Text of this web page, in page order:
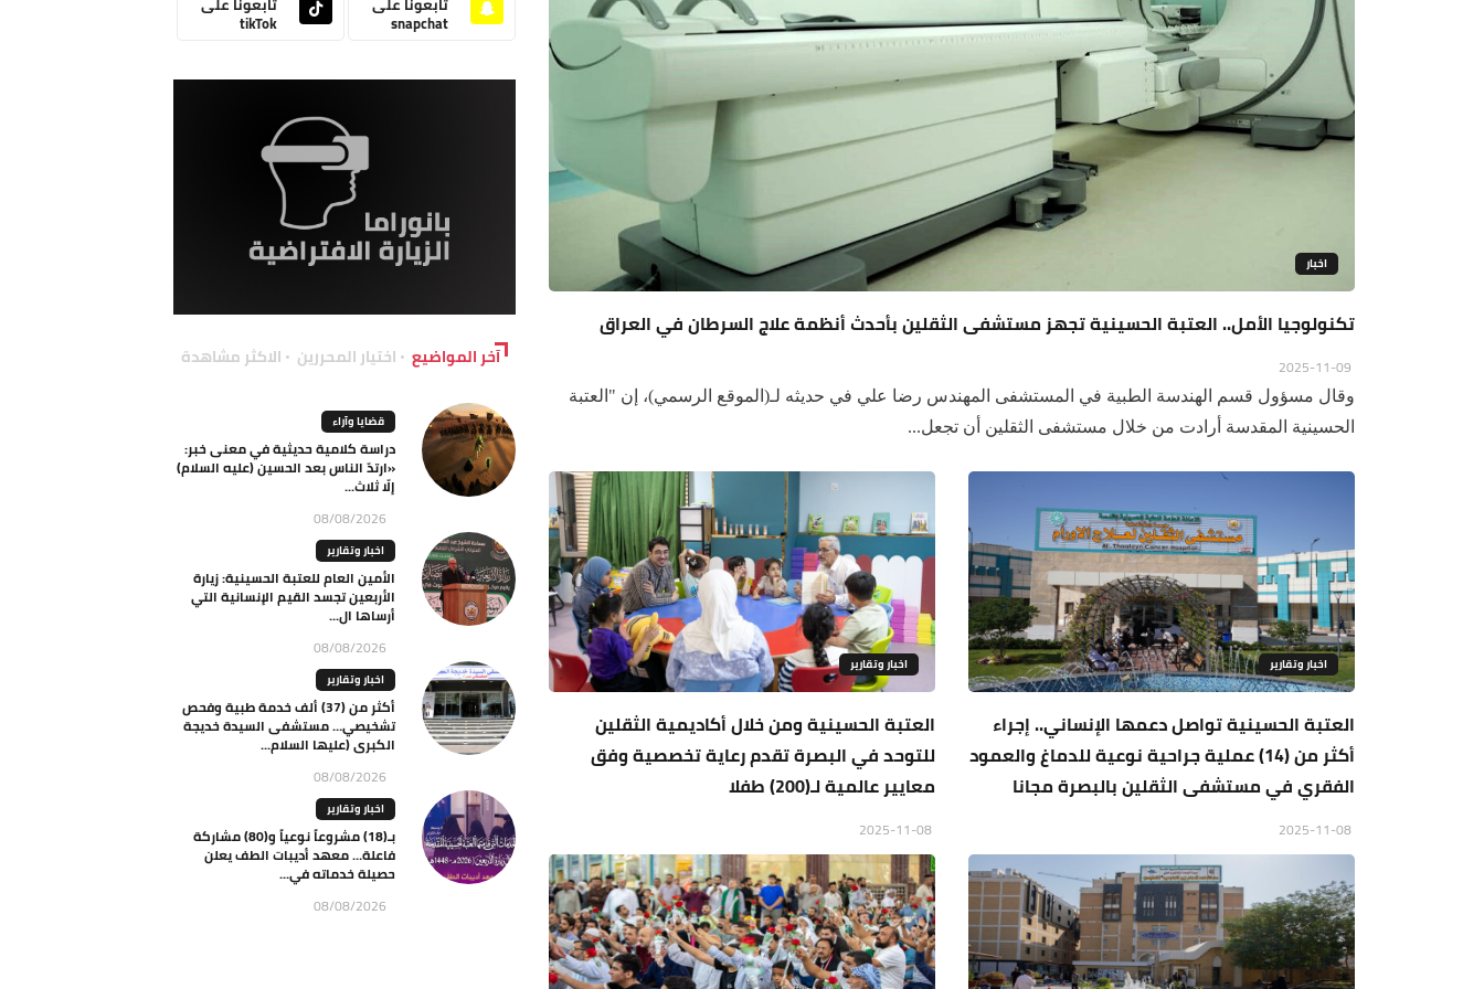
اخبار
تكنولوجيا الأمل.. العتبة الحسينية تجهز مستشفى الثقلين بأحدث أنظمة علاج السرطان في العراق
وقال مسؤول قسم الهندسة الطبية في المستشفى المهندس رضا علي في حديثه لـ(الموقع الرسمي)، إن "العتبة
الحسينية المقدسة أرادت من خلال مستشفى الثقلين أن تجعل...
اخبار وتقارير
العتبة الحسينية تواصل دعمها الإنساني.. إجراء
أكثر من (14) عملية جراحية نوعية للدماغ والعمود
الفقري في مستشفى الثقلين بالبصرة مجانا
اخبار وتقارير
العتبة الحسينية ومن خلال أكاديمية الثقلين
للتوحد في البصرة تقدم رعاية تخصصية وفق
معايير عالمية لـ(200) طفلا
snapchat
tikTok
آخر المواضيع اختيار المحررين الاكثر مشاهدة
قضايا وآراء
دراسة كلامية حديثية في معنى خبر:
«ارتدّ الناس بعد الحسين (عليه السلام)
إلّا ثلاث...
08/08/2026
اخبار وتقارير
الأمين العام للعتبة الحسينية: زيارة
الأربعين تجسد القيم الإنسانية التي
أرساها ال...
08/08/2026
اخبار وتقارير
أكثر من (37) ألف خدمة طبية وفحص
تشخيصي… مستشفى السيدة خديجة
الكبرى (عليها السلام...
08/08/2026
اخبار وتقارير
بـ(18) مشروعاً نوعياً و(80) مشاركة
فاعلة… معهد أديبات الطف يعلن
حصيلة خدماته في...
08/08/2026